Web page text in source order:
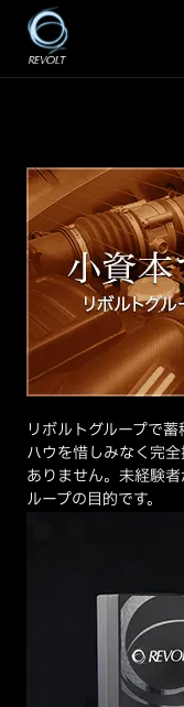
リボルトグループで
ハウを惜しみなく完
ありません。未経験
ループの目的です。